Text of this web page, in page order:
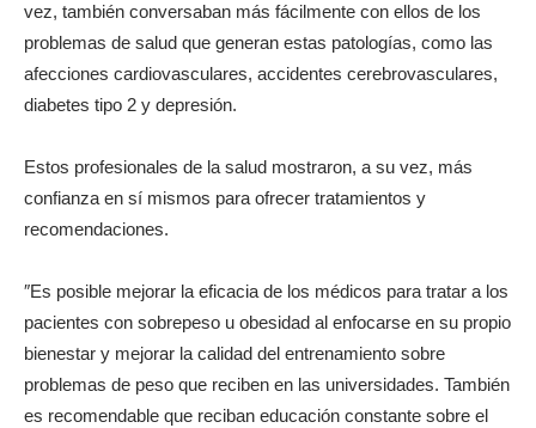
vez, también conversaban más fácilmente con ellos de los
problemas de salud que generan estas patologías, como las
afecciones cardiovasculares, accidentes cerebrovasculares,
diabetes tipo 2 y depresión.
Estos profesionales de la salud mostraron, a su vez, más
confianza en sí mismos para ofrecer tratamientos y
recomendaciones.
″Es posible mejorar la eficacia de los médicos para tratar a los
pacientes con sobrepeso u obesidad al enfocarse en su propio
bienestar y mejorar la calidad del entrenamiento sobre
problemas de peso que reciben en las universidades. También
es recomendable que reciban educación constante sobre el